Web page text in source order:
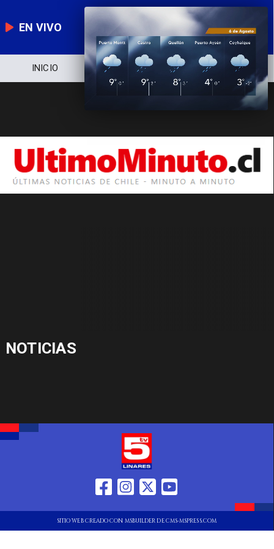
EN VIVO
INICIO NOTICIERO POLÍTICA
NOTICIAS
SITIO WEB CREADO CON MSBUILDER DE CMS-MSPRESS.COM